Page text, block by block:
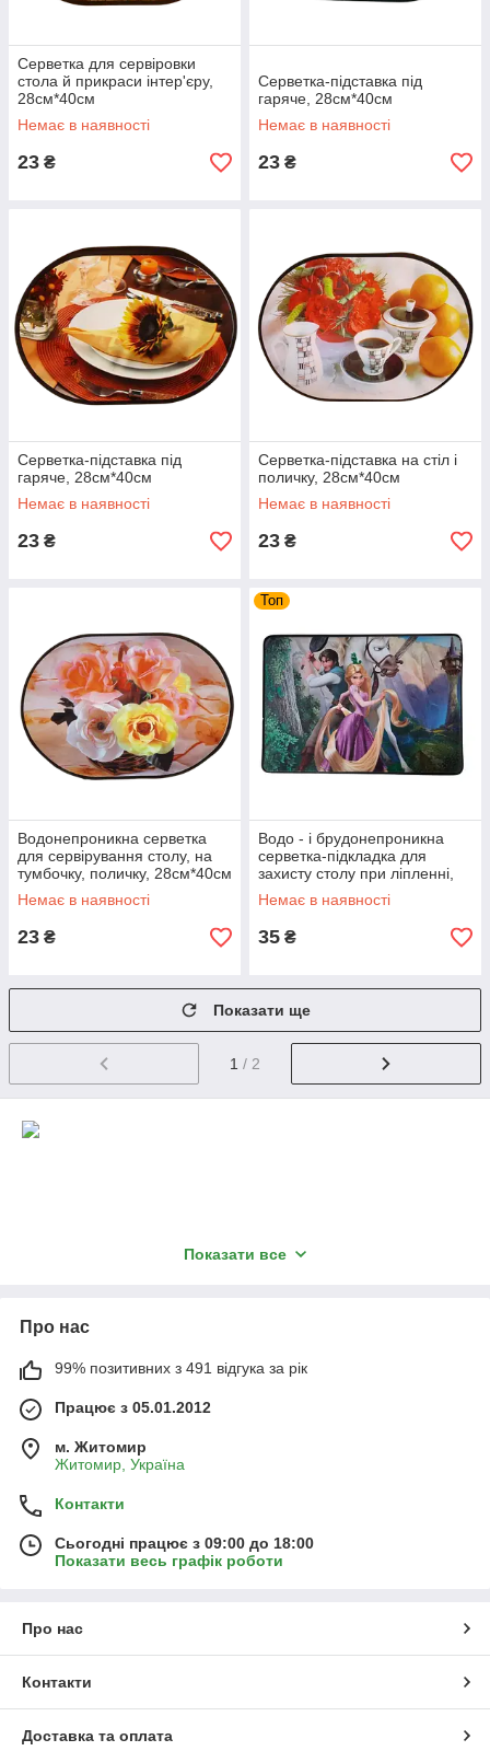
Серветка для сервіровки
стола й прикраси інтер'єру,
28см*40см
Немає в наявності
23 ₴
Серветка-підставка під
гаряче, 28см*40см
Немає в наявності
23 ₴
Серветка-підставка під
гаряче, 28см*40см
Немає в наявності
23 ₴
Серветка-підставка на стіл і
поличку, 28см*40см
Немає в наявності
23 ₴
Водонепроникна серветка
для сервірування столу, на
тумбочку, поличку, 28см*40см
Немає в наявності
23 ₴
Топ
Водо - і брудонепроникна
серветка-підкладка для
захисту столу при ліпленні,
малюванні, апликаціях в
садок, школу
Немає в наявності
35 ₴
Показати ще
1 / 2
Показати все
Про нас
99% позитивних з 491 відгука за рік
Працює з 05.01.2012
м. Житомир
Житомир, Україна
Контакти
Сьогодні працює з 09:00 до 18:00
Показати весь графік роботи
Про нас
Контакти
Доставка та оплата